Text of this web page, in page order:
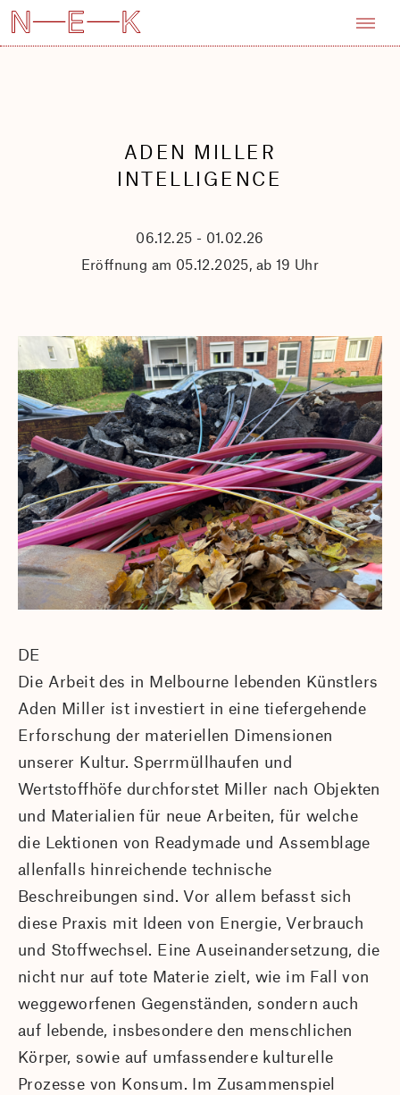
ADEN MILLER
INTELLIGENCE
06.12.25 - 01.02.26
Eröffnung am 05.12.2025, ab 19 Uhr
DE
Die Arbeit des in Melbourne lebenden Künstlers
Aden Miller ist investiert in eine tiefergehende
Erforschung der materiellen Dimensionen
unserer Kultur. Sperrmüllhaufen und
Wertstoffhöfe durchforstet Miller nach Objekten
und Materialien für neue Arbeiten, für welche
die Lektionen von Readymade und Assemblage
allenfalls hinreichende technische
Beschreibungen sind. Vor allem befasst sich
diese Praxis mit Ideen von Energie, Verbrauch
und Stoffwechsel. Eine Auseinandersetzung, die
nicht nur auf tote Materie zielt, wie im Fall von
weggeworfenen Gegenständen, sondern auch
auf lebende, insbesondere den menschlichen
Körper, sowie auf umfassendere kulturelle
Prozesse von Konsum. Im Zusammenspiel